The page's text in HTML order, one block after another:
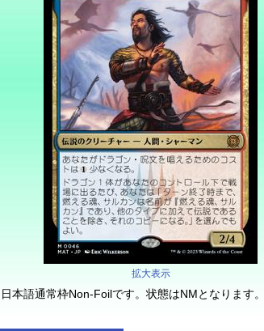
拡大表示
日本語通常枠Non-Foilです。状態はNMとなります